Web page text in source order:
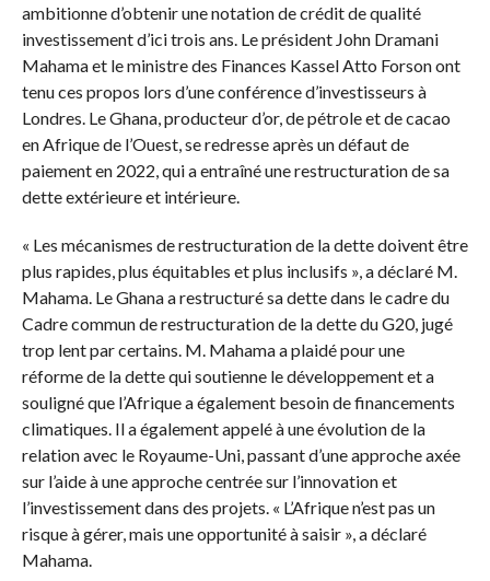
ambitionne d’obtenir une notation de crédit de qualité
investissement d’ici trois ans. Le président John Dramani
Mahama et le ministre des Finances Kassel Atto Forson ont
tenu ces propos lors d’une conférence d’investisseurs à
Londres. Le Ghana, producteur d’or, de pétrole et de cacao
en Afrique de l’Ouest, se redresse après un défaut de
paiement en 2022, qui a entraîné une restructuration de sa
dette extérieure et intérieure.
« Les mécanismes de restructuration de la dette doivent être
plus rapides, plus équitables et plus inclusifs », a déclaré M.
Mahama. Le Ghana a restructuré sa dette dans le cadre du
Cadre commun de restructuration de la dette du G20, jugé
trop lent par certains. M. Mahama a plaidé pour une
réforme de la dette qui soutienne le développement et a
souligné que l’Afrique a également besoin de financements
climatiques. Il a également appelé à une évolution de la
relation avec le Royaume-Uni, passant d’une approche axée
sur l’aide à une approche centrée sur l’innovation et
l’investissement dans des projets. « L’Afrique n’est pas un
risque à gérer, mais une opportunité à saisir », a déclaré
Mahama.